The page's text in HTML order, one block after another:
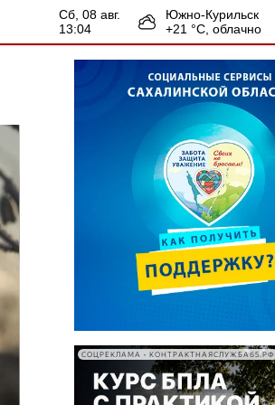
сб, 08 авг.
13:04
Южно-Курильск
+21 °С, облачно
СОЦРЕКЛАМА • КОНТРАКТНАЯСЛУЖБА65.РФ